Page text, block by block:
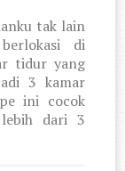
tak lain
di
tidur yang
3 kamar
ini cocok
dari 3